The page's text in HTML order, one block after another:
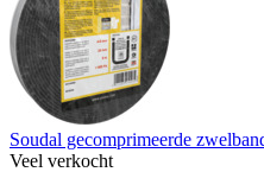
Soudal gecomprimeerde
Veel verkocht